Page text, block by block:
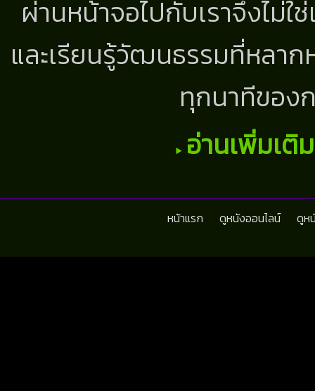
ผ่านหน้าจอไปกับเราจึงไม่
และเรียนรู้วัฒนธรรมที่หลา
ทุกนาทีขอ
อ่านเพิ่มเติ
หน้าแรก ดูหนังออนไลน์ ดูห